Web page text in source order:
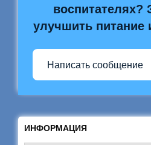
воспитателях?
улучшить питание
Написать сообщение
ИНФОРМАЦИЯ